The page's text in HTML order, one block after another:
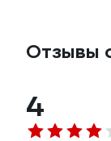
Отзывы
4